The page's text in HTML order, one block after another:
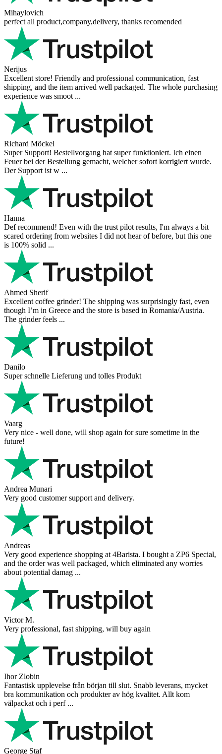
Mihaylovich
perfect all product,company,delivery, thanks recomended
Nerijus
Excellent store! Friendly and professional communication, fast
shipping, and the item arrived well packaged. The whole purchasing
experience was smoot ...
Richard Möckel
Super Support! Bestellvorgang hat super funktioniert. Ich einen
Feuer bei der Bestellung gemacht, welcher sofort korrigiert wurde.
Der Support ist w ...
Hanna
Def recommend! Even with the trust pilot results, I'm always a bit
scared ordering from websites I did not hear of before, but this one
is 100% solid ...
Ahmed Sherif
Excellent coffee grinder! The shipping was surprisingly fast, even
though I’m in Greece and the store is based in Romania/Austria.
The grinder feels ...
Danilo
Super schnelle Lieferung und tolles Produkt
Vaarg
Very nice - well done, will shop again for sure sometime in the
future!
Andrea Munari
Very good customer support and delivery.
Andreas
Very good experience shopping at 4Barista. I bought a ZP6 Special,
and the order was well packaged, which eliminated any worries
about potential damag ...
Victor M.
Very professional, fast shipping, will buy again
Ihor Zlobin
Fantastisk upplevelse från början till slut. Snabb leverans, mycket
bra kommunikation och produkter av hög kvalitet. Allt kom
välpackat och i perf ...
George Staf